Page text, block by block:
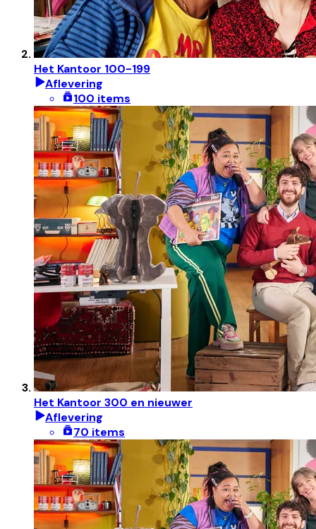
Het Kantoor 100-199
Aflevering
100 items
Het Kantoor 300 en nieuwer
Aflevering
70 items